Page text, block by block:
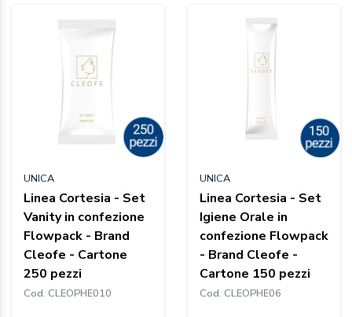
UNICA
Linea Cortesia - Set
Vanity in confezione
Flowpack - Brand
Cleofe - Cartone
250 pezzi
Cod. CLEOPHE010
UNICA
Linea Cortesia - Set
Igiene Orale in
confezione Flowpack
- Brand Cleofe -
Cartone 150 pezzi
Cod. CLEOPHE06